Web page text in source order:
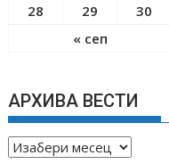
« сеп
28
29 30
АРХИВА ВЕСТИ
А